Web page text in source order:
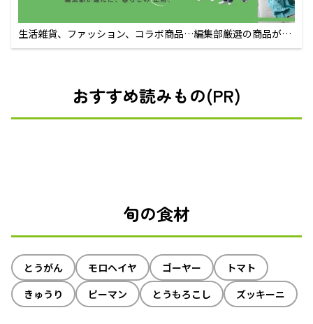
生活雑貨、ファッション、コラボ商品…編集部厳選の商品が買
えるECサイト
おすすめ読みもの(PR)
旬の食材
とうがん モロヘイヤ ゴーヤー
トマト
きゅうり
ピーマン とうもろこし ズッキーニ